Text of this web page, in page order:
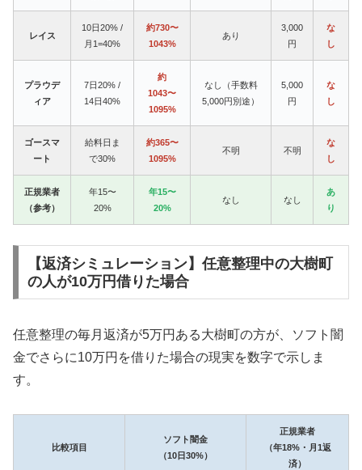
レイス
10日20% /
月1=40%
約730〜
1043%
あり
3,000
円
な
し
プラウデ
ィア
7日20% /
14日40%
約
1043〜
1095%
なし（手数料
5,000円別途）
5,000
円
な
し
ゴースマ
ート
給料日ま
で30%
約365〜
1095%
不明 不明
な
し
正規業者
（参考）
年15〜
20%
年15〜
20%
なし なし
あ
り
【返済シミュレーション】任意整理中の大樹町
の人が10万円借りた場合
任意整理の毎月返済が5万円ある大樹町の方が、ソフト闇
金でさらに10万円を借りた場合の現実を数字で示しま
す。
比較項目
ソフト闇金
（10日30%）
正規業者
（年18%・月1返
済）